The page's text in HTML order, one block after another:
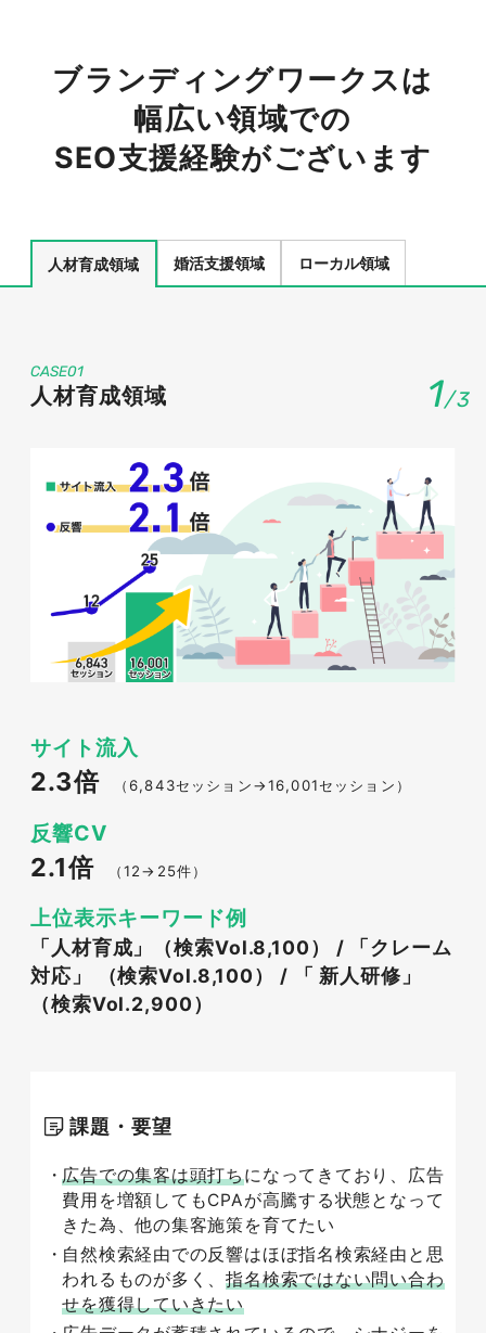
ブランディングワークスは
幅広い領域での
SEO支援経験がございます
人材育成領域 婚活支援領域 ローカル領域
1/3
CASE01
人材育成領域
サイト流入
2.3倍 （6,843セッション→16,001セッション）
反響CV
2.1倍 （12→25件）
上位表示キーワード例
「人材育成」（検索Vol.8,100） / 「クレーム
対応」 （検索Vol.8,100） / 「 新人研修」
（検索Vol.2,900）
課題・要望
広告での集客は頭打ちになってきており、広告
費用を増額してもCPAが高騰する状態となって
きた為、他の集客施策を育てたい
自然検索経由での反響はほぼ指名検索経由と思
われるものが多く、指名検索ではない問い合わ
せを獲得していきたい